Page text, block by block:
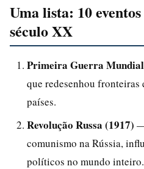
Uma lista: 10
século XX
Primeira Guerra
que redesenhou fronteiras
países.
Revolução Russa (1917)
comunismo na Rússia,
políticos no mundo inteiro.